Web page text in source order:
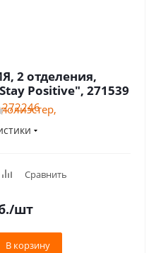
2 отделения,
Positive", 271539
Сравнить
/шт
В корзину